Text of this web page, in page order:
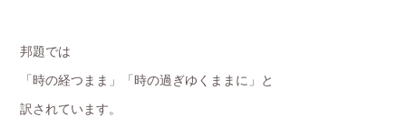
邦題では
「時の経つまま」「時の過ぎゆくままに」と
訳されています。